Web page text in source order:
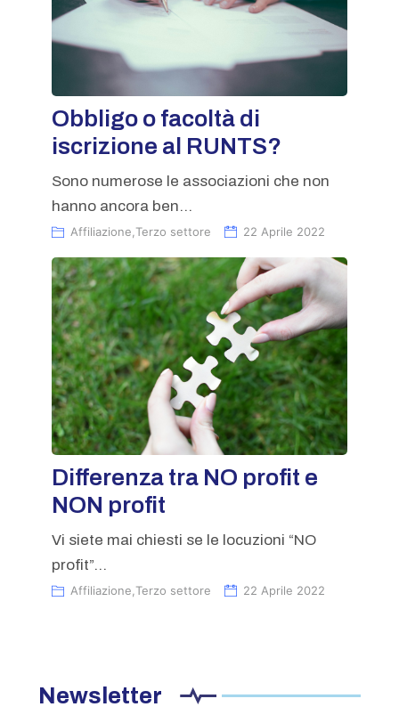
Obbligo o facoltà di
iscrizione al RUNTS?
Sono numerose le associazioni che non
hanno ancora ben...
Affiliazione Terzo settore 22 Aprile 2022
Differenza tra NO profit e
NON profit
Vi siete mai chiesti se le locuzioni “NO
profit”...
Affiliazione Terzo settore 22 Aprile 2022
Newsletter